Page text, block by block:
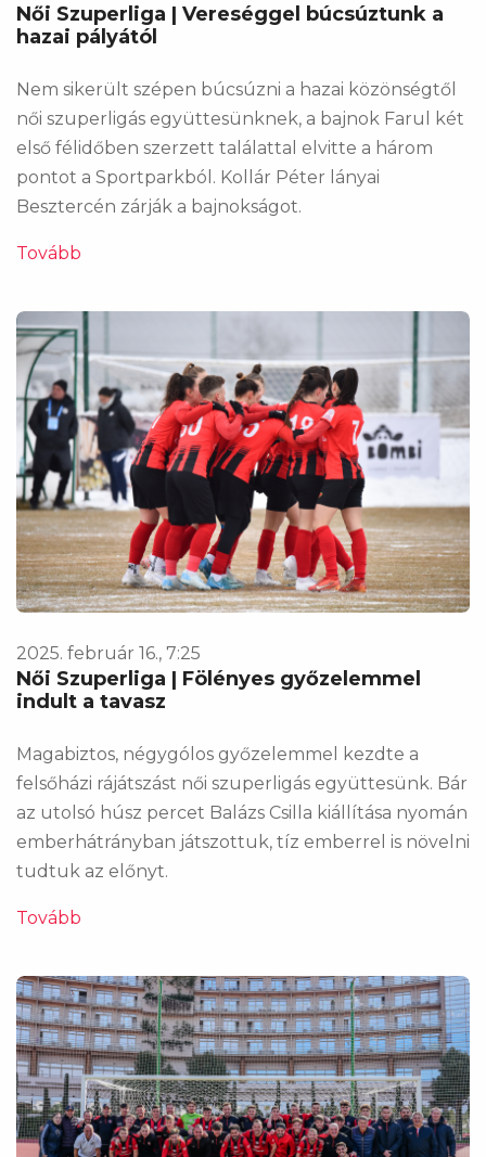
Női Szuperliga | Vereséggel búcsúztunk a
hazai pályától
Nem sikerült szépen búcsúzni a hazai közönségtől
női szuperligás együttesünknek, a bajnok Farul két
első félidőben szerzett találattal elvitte a három
pontot a Sportparkból. Kollár Péter lányai
Besztercén zárják a bajnokságot.
Tovább
2025. február 16., 7:25
Női Szuperliga | Fölényes győzelemmel
indult a tavasz
Magabiztos, négygólos győzelemmel kezdte a
felsőházi rájátszást női szuperligás együttesünk. Bár
az utolsó húsz percet Balázs Csilla kiállítása nyomán
emberhátrányban játszottuk, tíz emberrel is növelni
tudtuk az előnyt.
Tovább